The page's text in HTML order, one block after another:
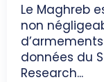
Le Maghreb
non
données du
Research...